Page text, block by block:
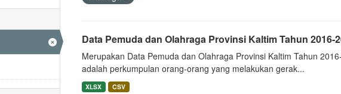
Data Pemuda dan Olahraga Provinsi Kaltim Tahun 2016-
Merupakan Data Pemuda dan Olahraga Provinsi Kaltim Tahun
adalah perkumpulan orang-orang yang melakukan gerak...
XLSX CSV